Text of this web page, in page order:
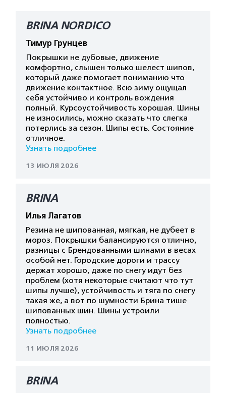
BRINA NORDICO
Тимур Грунцев
Покрышки не дубовые, движение
комфортно, слышен только шелест шипов,
который даже помогает пониманию что
движение контактное. Всю зиму ощущал
себя устойчиво и контроль вождения
полный. Курсоустойчивость хорошая. Шины
не износились, можно сказать что слегка
потерлись за сезон. Шипы есть. Состояние
отличное.
Узнать подробнее
13 ИЮЛЯ 2026
BRINA
Илья Лагатов
Резина не шипованная, мягкая, не дубеет в
мороз. Покрышки балансируются отлично,
разницы с Брендованными шинами в весах
особой нет. Городские дороги и трассу
держат хорошо, даже по снегу идут без
проблем (хотя некоторые считают что тут
шипы лучше), устойчивость и тяга по снегу
такая же, а вот по шумности Брина тише
шипованных шин. Шины устроили
полностью.
Узнать подробнее
11 ИЮЛЯ 2026
BRINA